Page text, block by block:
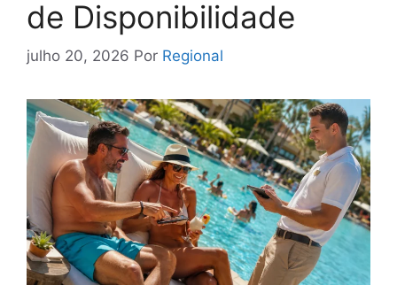
de Disponibilidade
julho 20, 2026 Por Regional